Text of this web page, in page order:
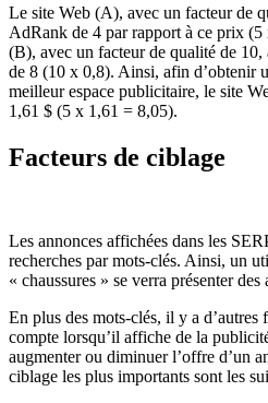
Le site Web (A), avec un facteur de
AdRank de 4 par rapport à ce prix
(B), avec un facteur de qualité de
de 8 (10 x 0,8). Ainsi, afin d’obtenir
meilleur espace publicitaire, le site
1,61 $ (5 x 1,61 = 8,05).
Facteurs de ciblage
Les annonces affichées dans les
recherches par mots-clés. Ainsi, un
« chaussures » se verra présenter des
En plus des mots-clés, il y a
compte lorsqu’il affiche de la
augmenter ou diminuer l’offre d’un
ciblage les plus importants sont les